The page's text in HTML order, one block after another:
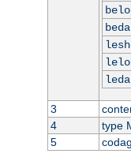
3
4
type
5